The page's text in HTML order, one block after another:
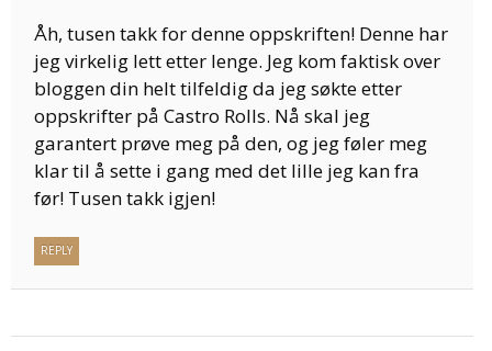
Åh, tusen takk for denne oppskriften! Denne har
jeg virkelig lett etter lenge. Jeg kom faktisk over
bloggen din helt tilfeldig da jeg søkte etter
oppskrifter på Castro Rolls. Nå skal jeg
garantert prøve meg på den, og jeg føler meg
klar til å sette i gang med det lille jeg kan fra
før! Tusen takk igjen!
REPLY